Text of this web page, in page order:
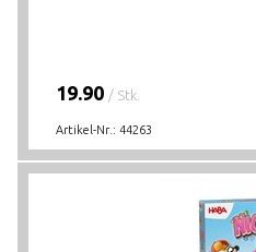
19.90 / Stk.
Artikel-Nr.: 44263